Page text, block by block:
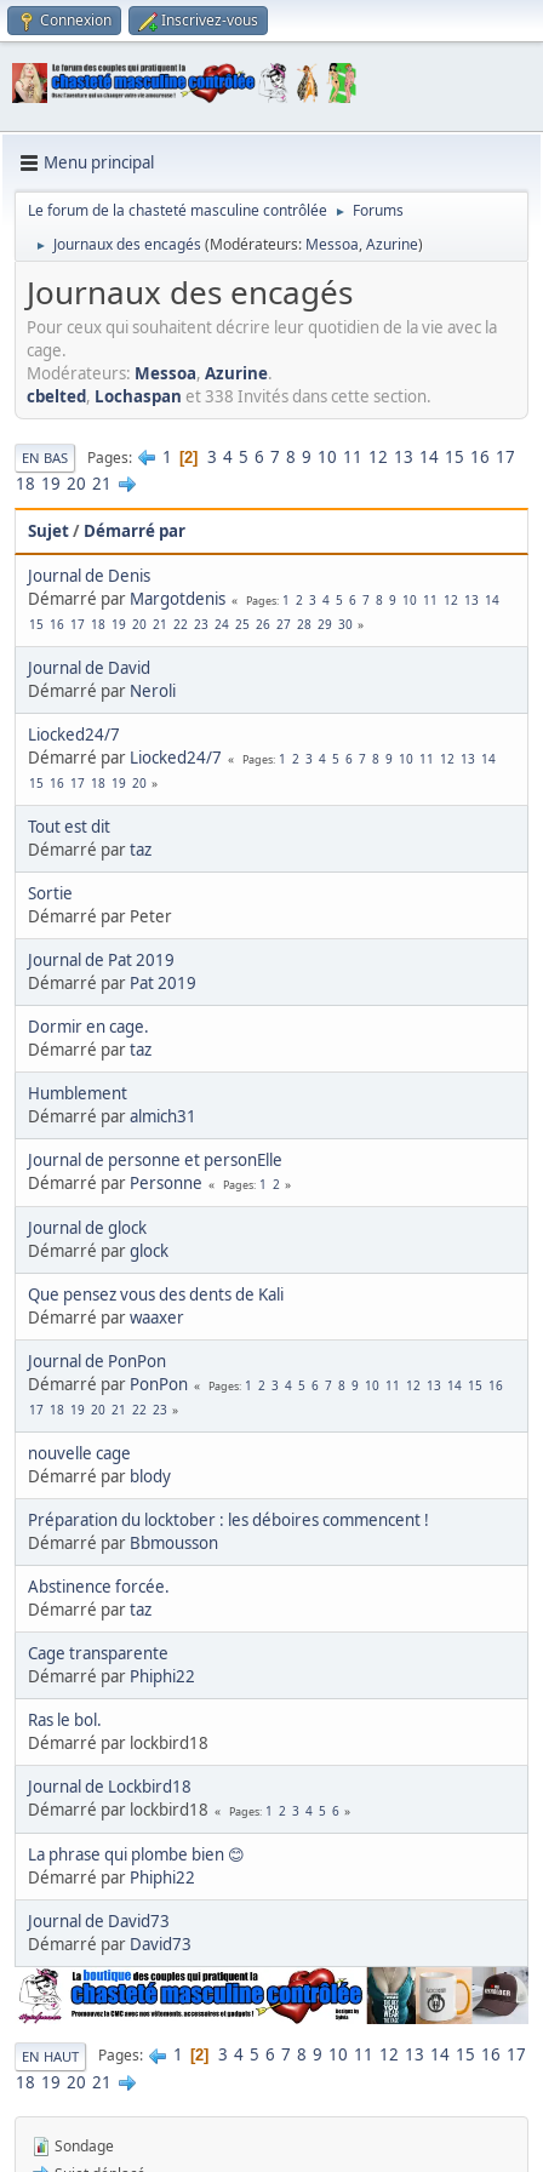
Connexion Inscrivez-vous
Menu principal
Le forum de la chasteté masculine contrôlée ► Forums
► Journaux des encagés (Modérateurs: Messoa,Azurine)
Journaux des encagés
Pour ceux qui souhaitent décrire leur quotidien de la vie avec la
cage.
Modérateurs: Messoa, Azurine.
cbelted, Lochaspan et 338 Invités dans cette section.
EN BAS Pages 1 2 3 4 5 6 7 8 9 10 11 12 13 14 15 16 17
18 19 20 21
Sujet/ Démarré par
Journal de Denis
Démarré par Margotdenis Pages 1 2 3 4 5 6 7 8 9 10 11 12 13 14
15 16 17 18 19 20 21 22 23 24 25 26 27 28 29 30
Journal de David
Démarré par Neroli
Liocked24/7
Démarré par Liocked24/7 Pages 1 2 3 4 5 6 7 8 9 10 11 12 13 14
15 16 17 18 19 20
Tout est dit
Démarré partaz
Sortie
Démarré par Peter
Journal de Pat 2019
Démarré par Pat 2019
Dormir en cage.
Démarré partaz
Humblement
Démarré paralmich31
Journal de personne et personElle
Démarré par Personne Pages 1 2
Journal de glock
Démarré parglock
Que pensez vous des dents de Kali
Démarré parwaaxer
Journal de PonPon
Démarré par PonPon Pages 1 2 3 4 5 6 7 8 9 10 11 12 13 14 15 16
17 18 19 20 21 22 23
nouvelle cage
Démarré par blody
Préparation du locktober : les déboires commencent !
Démarré par Bbmousson
Abstinence forcée.
Démarré partaz
Cage transparente
Démarré par Phiphi22
Ras le bol.
Démarré par lockbird18
Journal de Lockbird18
Démarré par lockbird18
Pages 1 2 3 4 5 6
La phrase qui plombe bien 😊
Démarré par Phiphi22
Journal de David73
Démarré par David73
EN HAUT Pages 1 2 3 4 5 6 7 8 9 10 11 12 13 14 15 16 17
18 19 20 21
Sondage